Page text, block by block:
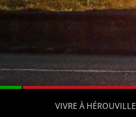
VIVRE À HÉROUVILLE